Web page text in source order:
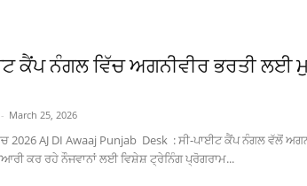
ਕੈਂਪ ਨੰਗਲ ਵਿੱਚ ਅਗਨੀਵੀਰ ਭਰਤੀ ਲਈ
- March 25, 2026
2026 AJ DI Awaaj Punjab Desk : ਸੀ-ਪਾਈਟ ਕੈਂਪ ਨੰਗਲ ਵੱਲੋਂ
ਕਰ ਰਹੇ ਨੌਜਵਾਨਾਂ ਲਈ ਵਿਸ਼ੇਸ਼ ਟ੍ਰੇਨਿੰਗ ਪ੍ਰੋਗਰਾਮ...